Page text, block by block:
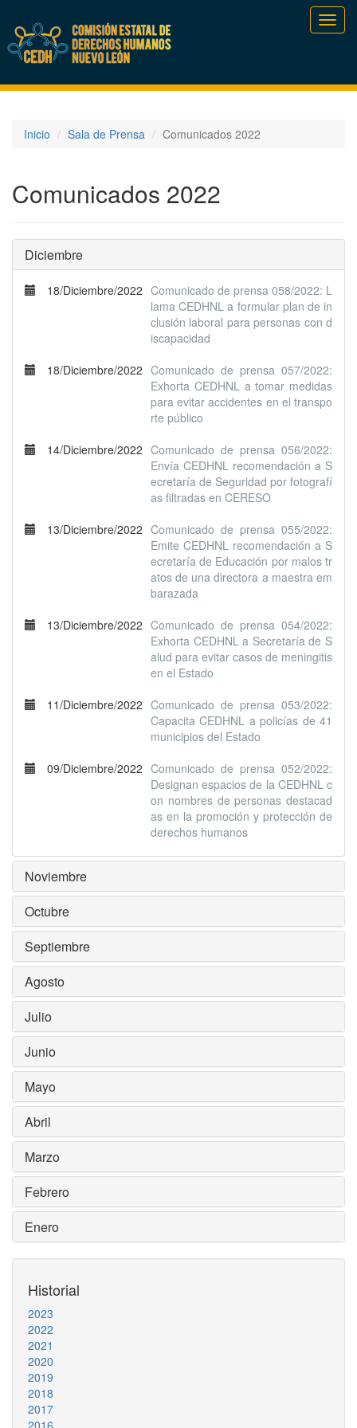
Inicio Sala de Prensa Comunicados 2022
Comunicados 2022
Diciembre
18/Diciembre/2022 Comunicado de prensa 058/2022: L
lama CEDHNL a formular plan de in
clusión laboral para personas con d
iscapacidad
18/Diciembre/2022 Comunicado de prensa 057/2022:
Exhorta CEDHNL a tomar medidas
para evitar accidentes en el transpo
rte público
14/Diciembre/2022 Comunicado de prensa 056/2022:
Envía CEDHNL recomendación a S
ecretaría de Seguridad por fotografí
as filtradas en CERESO
13/Diciembre/2022 Comunicado de prensa 055/2022:
Emite CEDHNL recomendación a S
ecretaría de Educación por malos tr
atos de una directora a maestra em
barazada
13/Diciembre/2022 Comunicado de prensa 054/2022:
Exhorta CEDHNL a Secretaría de S
alud para evitar casos de meningitis
en el Estado
11/Diciembre/2022 Comunicado de prensa 053/2022:
Capacita CEDHNL a policías de 41
municipios del Estado
09/Diciembre/2022 Comunicado de prensa 052/2022:
Designan espacios de la CEDHNL c
on nombres de personas destacad
as en la promoción y protección de
derechos humanos
Noviembre
Octubre
Septiembre
Agosto
Julio
Junio
Mayo
Abril
Marzo
Febrero
Enero
Historial
2023
2022
2021
2020
2019
2018
2017
2016